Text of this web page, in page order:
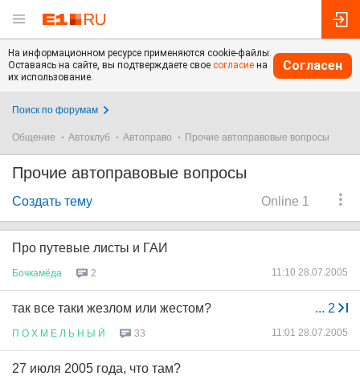
На информационном ресурсе применяются cookie-файлы.
Оставаясь на сайте, вы подтверждаете свое согласие на
их использование.
Согласен
Поиск по форумам
Общение Автоклуб Автоправо Прочие автоправовые вопросы
Прочие автоправовые вопросы
Online 1
Создать тему
Про путевые листы и ГАИ
Бочкамёда 2 11:10 28.07.2005
... 2
так все таки жезлом или жестом?
П О Х М Е Л Ь Н Ы Й 33 11:01 28.07.2005
27 июля 2005 года, что там?